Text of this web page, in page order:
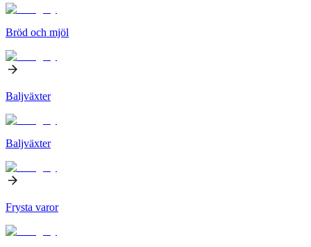
Bröd och mjöl
Baljväxter
Baljväxter
Frysta varor